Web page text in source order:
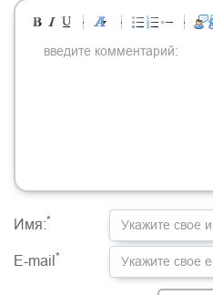
-
-
-
-
-
-
-
-
-
-
Имя:*
E-mail *